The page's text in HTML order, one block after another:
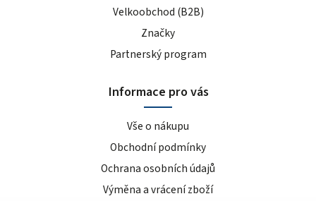
Velkoobchod (B2B)
Značky
Partnerský program
Informace pro vás
Vše o nákupu
Obchodní podmínky
Ochrana osobních údajů
Výměna a vrácení zboží